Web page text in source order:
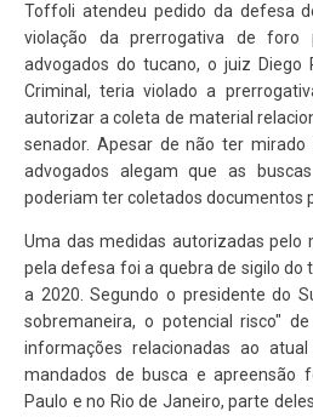
Toffoli atendeu pedido da defesa
violação da prerrogativa de foro
advogados do tucano, o juiz Diego
Criminal, teria violado a
autorizar a coleta de material
senador. Apesar de não ter
advogados alegam que as
poderiam ter coletados documentos
Uma das medidas autorizadas pelo
pela defesa foi a quebra de sigilo do
a 2020. Segundo o presidente do
sobremaneira, o potencial risco"
informações relacionadas ao
mandados de busca e apreensão
Paulo e no Rio de Janeiro, parte